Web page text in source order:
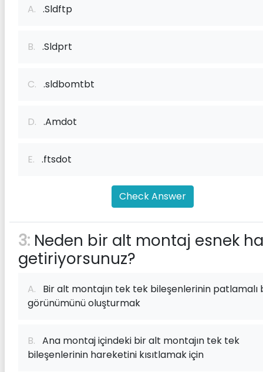
A. .Sldftp
B. .Sldprt
C. .sldbomtbt
D. .Amdot
E. .ftsdot
Check Answer
3: Neden bir alt montaj esnek
getiriyorsunuz?
A. Bir alt montajın tek tek bileşenlerinin patlamalı
görünümünü oluşturmak
B. Ana montaj içindeki bir alt montajın tek tek
bileşenlerinin hareketini kısıtlamak için